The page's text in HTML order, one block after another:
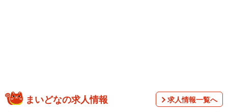
レイする2006年6月21日に放送された第5シーズン#32は80
まいどなの求人情報 求人情報一覧へ